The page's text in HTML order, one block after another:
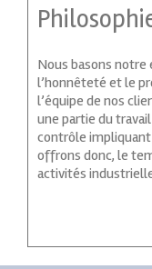
Nous basons
l’honnêteté et le
l’équipe de nos
une partie du
contrôle
offrons donc, le
activités